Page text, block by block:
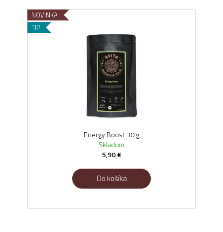
NOVINKA
TIP
Energy Boost 30 g
Skladom
5,90 €
Do košíka